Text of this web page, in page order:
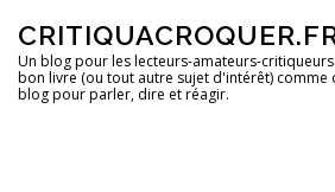
contenu
Un blog pour les lecteurs-amateurs-
bon livre (ou tout autre sujet d'intérêt) comme
blog pour parler, dire et réagir.